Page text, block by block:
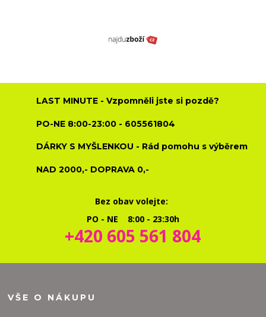
LAST MINUTE - Vzpomněli jste si pozdě?
PO-NE 8:00-23:00 - 605561804
DÁRKY S MYŠLENKOU - Rád pomohu s výběrem
NAD 2000,- DOPRAVA 0,-
Bez obav volejte:
PO - NE 8:00 - 23:30h
+420 605 561 804
VŠE O NÁKUPU